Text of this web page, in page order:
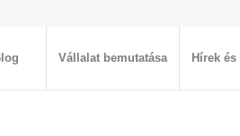
Vállalat bemutatása Hírek